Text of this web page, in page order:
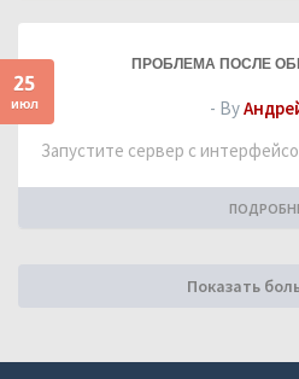
25
июл
ПРОБЛЕМА ПОСЛЕ
- By
Запустите сервер с
Показать